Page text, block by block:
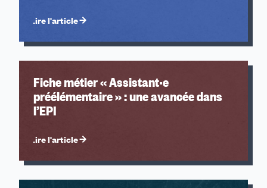
Lire l'article
Fiche métier « Assistant·e
préélémentaire » : une avancée dans
l’EPI
Lire l'article